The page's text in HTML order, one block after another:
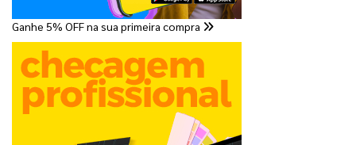
Ganhe 5% OFF na sua primeira compra